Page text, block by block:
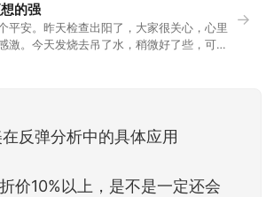
的强
平安。昨天检查出阳了，大家很关心，心里
激。今天发烧去吊了水，稍微好了些，可没
不大，但细看下来，跌幅超过3%的只有不到
→
反弹分析中的具体应用
价10%以上，是不是一定还会